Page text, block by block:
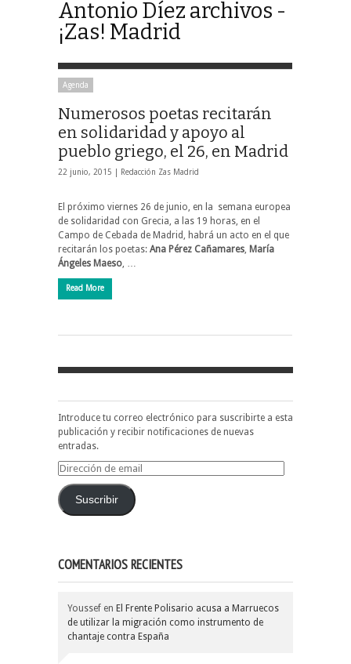
Antonio Díez archivos -
¡Zas! Madrid
Agenda
Numerosos poetas recitarán
en solidaridad y apoyo al
pueblo griego, el 26, en Madrid
22 junio, 2015 | Redacción Zas Madrid
El próximo viernes 26 de junio, en la semana europea
de solidaridad con Grecia, a las 19 horas, en el
Campo de Cebada de Madrid, habrá un acto en el que
recitarán los poetas: Ana Pérez Cañamares María
Ángeles Maeso
Read More
Introduce tu correo electrónico para suscribirte a esta
publicación y recibir notificaciones de nuevas
entradas.
Dirección
emailSuscribir
COMENTARIOS RECIENTES
Youssef en El Frente Polisario acusa a Marruecos
de utilizar la migración como instrumento de
chantaje contra España